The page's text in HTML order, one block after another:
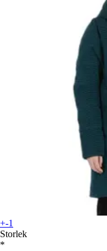
+-1
Storlek
*